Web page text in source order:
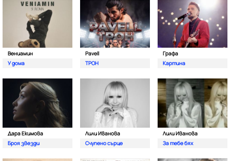
Вениамин
У дома
Pavell
ТРОН
Графа
Картина
Дара Екимова
Броя звезди
Лили Иванова
Счупено сърце
Лили Иванова
За тебе бях